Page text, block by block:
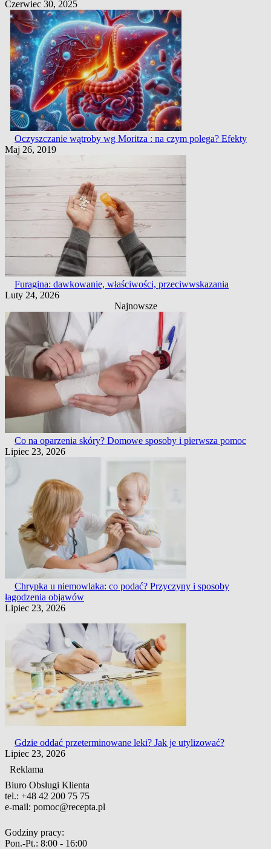
Czerwiec 30, 2025
Oczyszczanie wątroby wg Moritza : na czym polega? Efekty
Maj 26, 2019
Furagina: dawkowanie, właściwości, przeciwwskazania
Luty 24, 2026
Najnowsze
Co na oparzenia skóry? Domowe sposoby i pierwsza pomoc
Lipiec 23, 2026
Chrypka u niemowlaka: co podać? Przyczyny i sposoby
łagodzenia objawów
Lipiec 23, 2026
Gdzie oddać przeterminowane leki? Jak je utylizować?
Lipiec 23, 2026
Reklama
Biuro Obsługi Klienta
tel.: +48 42 200 75 75
e-mail: pomoc@recepta.pl
Godziny pracy:
Pon.-Pt.: 8:00 - 16:00